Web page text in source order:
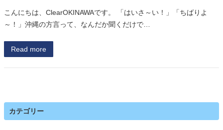
こんにちは、ClearOKINAWAです。 「はいさ～い！」「ちばりよ
～！」沖縄の方言って、なんだか聞くだけで…
Read more
カテゴリー